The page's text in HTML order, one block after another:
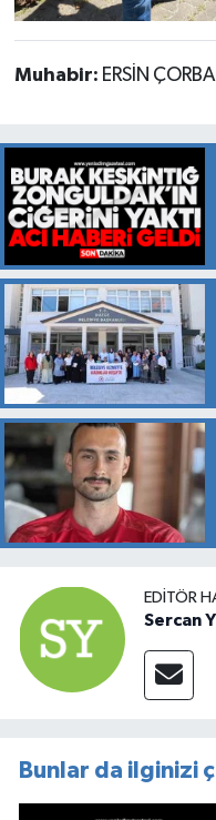
Muhabir: ERSİN
EDITÖR
Sercan
Bunlar da ilginizi